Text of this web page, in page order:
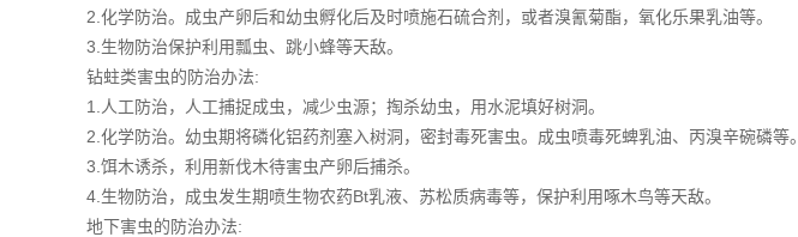
2.化学防治。成虫产卵后和幼虫孵化后及时喷施石硫合剂，或者溴氰菊酯，氧化乐果乳油等。
3.生物防治保护利用瓢虫、跳小蜂等天敌。
钻蛀类害虫的防治办法:
1.人工防治，人工捕捉成虫，减少虫源；掏杀幼虫，用水泥填好树洞。
2.化学防治。幼虫期将磷化铝药剂塞入树洞，密封毒死害虫。成虫喷毒死蜱乳油、丙溴辛碗磷等。
3.饵木诱杀，利用新伐木待害虫产卵后捕杀。
4.生物防治，成虫发生期喷生物农药Bt乳液、苏松质病毒等，保护利用啄木鸟等天敌。
地下害虫的防治办法: